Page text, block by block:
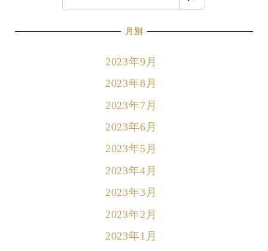
索
月別
2023年9月
2023年8月
2023年7月
2023年6月
2023年5月
2023年4月
2023年3月
2023年2月
2023年1月